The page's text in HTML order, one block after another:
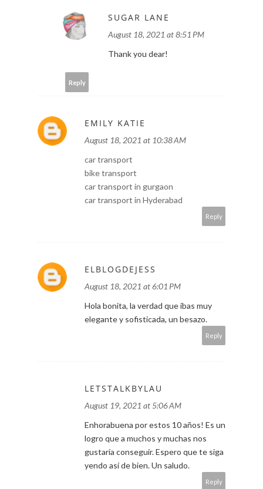
SUGAR LANE
August 18, 2021 at 8:51 PM
Thank you dear!
Reply
EMILY KATIE
August 18, 2021 at 10:38 AM
car transport
bike transport
car transport in gurgaon
car transport in Hyderabad
Reply
ELBLOGDEJESS
August 18, 2021 at 6:01 PM
Hola bonita, la verdad que ibas muy
elegante y sofisticada, un besazo.
Reply
LETSTALKBYLAU
August 19, 2021 at 5:06 AM
Enhorabuena por estos 10 años! Es un
logro que a muchos y muchas nos
gustaría conseguir. Espero que te siga
yendo así de bien. Un saludo.
Reply